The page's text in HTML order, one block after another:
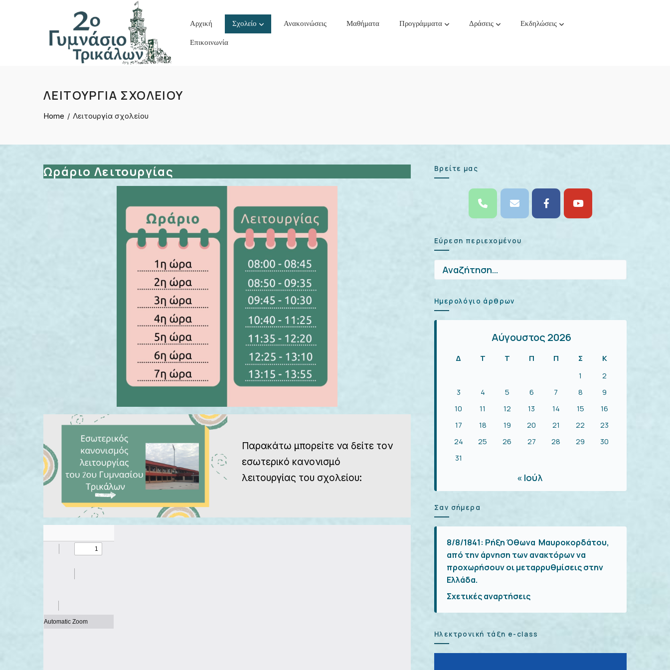
Αρχική Σχολείο Ανακοινώσεις Μαθήματα Προγράμματα Δράσεις Εκδηλώσεις
Επικοινωνία
ΛΕΙΤΟΥΡΓΊΑ ΣΧΟΛΕΊΟΥ
Home Λειτουργία σχολείου
Ωράριο Λειτουργίας
Παρακάτω μπορείτε να δείτε τον
εσωτερικό κανονισμό
λειτουργίας του σχολείου:
Βρείτε μας
Εύρεση περιεχομένου
Αναζήτηση
για:
Ημερολόγιο άρθρων
Αύγουστος 2026
Δ Τ Τ Π Π Σ
Κ
1
2
3
4 5 6 7 8
9
10
11 12 13 14 15
16
17
18 19 20 21 22
23
24
25 26 27 28 29
30
31
« Ιούλ
Σαν σήμερα
8/8/1841: Ρήξη Όθωνα  Μαυροκορδάτου,
από την άρνηση των ανακτόρων να
προχωρήσουν οι μεταρρυθμίσεις στην
Ελλάδα.
Σχετικές αναρτήσεις
Ηλεκτρονική τάξη e-class